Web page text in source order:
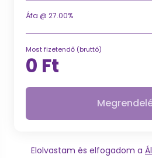
Áfa @ 27.00%
Most fizetendő (bruttó)
0 Ft
Elolvastam és elfogadom a